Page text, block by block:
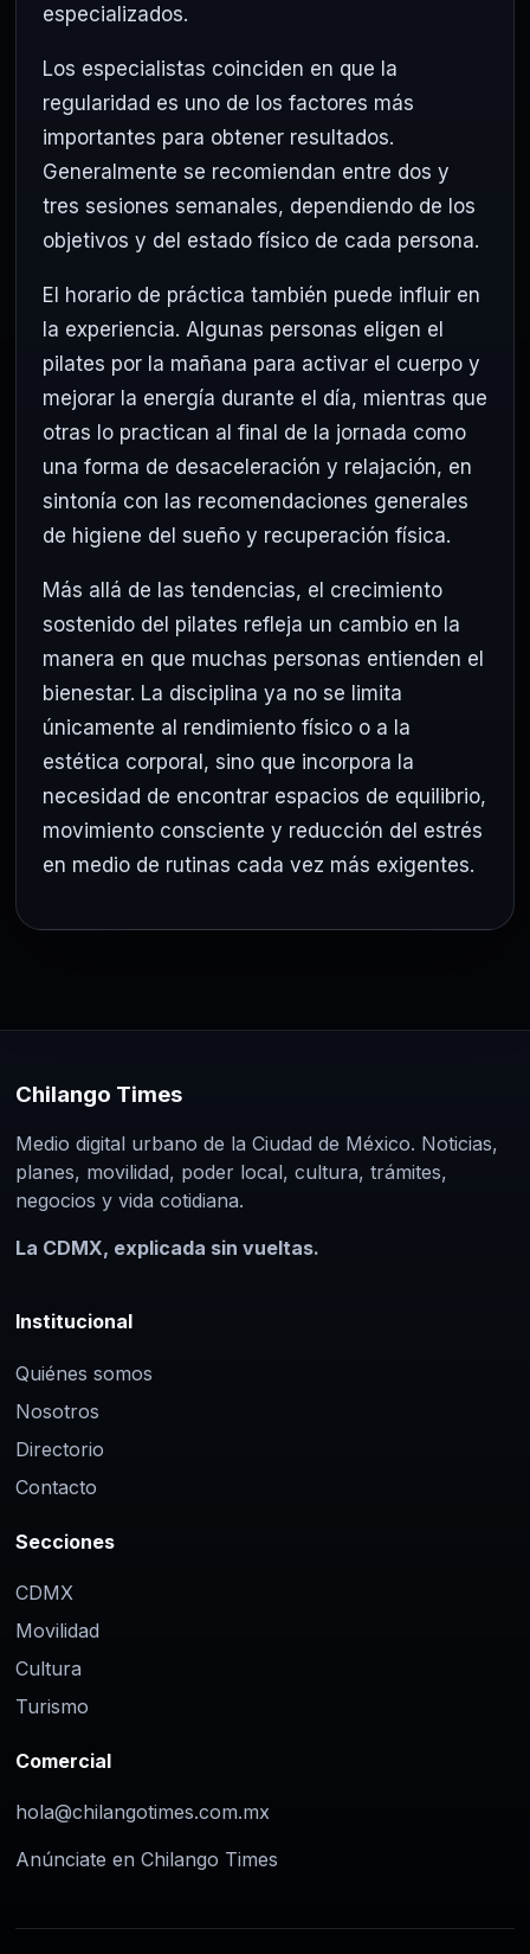
especializados.
Los especialistas coinciden en que la
regularidad es uno de los factores más
importantes para obtener resultados.
Generalmente se recomiendan entre dos y
tres sesiones semanales, dependiendo de los
objetivos y del estado físico de cada persona.
El horario de práctica también puede influir en
la experiencia. Algunas personas eligen el
pilates por la mañana para activar el cuerpo y
mejorar la energía durante el día, mientras que
otras lo practican al final de la jornada como
una forma de desaceleración y relajación, en
sintonía con las recomendaciones generales
de higiene del sueño y recuperación física.
Más allá de las tendencias, el crecimiento
sostenido del pilates refleja un cambio en la
manera en que muchas personas entienden el
bienestar. La disciplina ya no se limita
únicamente al rendimiento físico o a la
estética corporal, sino que incorpora la
necesidad de encontrar espacios de equilibrio,
movimiento consciente y reducción del estrés
en medio de rutinas cada vez más exigentes.
Chilango Times
Medio digital urbano de la Ciudad de México. Noticias,
planes, movilidad, poder local, cultura, trámites,
negocios y vida cotidiana.
La CDMX, explicada sin vueltas.
Institucional
Quiénes somos
Nosotros
Directorio
Contacto
Secciones
CDMX
Movilidad
Cultura
Turismo
Comercial
hola@chilangotimes.com.mx
Anúnciate en Chilango Times